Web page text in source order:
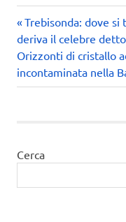
articoli
Articolo
precedente:
Trebisonda: dove si
deriva il celebre detto
Articolo
successivo:
Orizzonti di cristallo
incontaminata nella
Cerca